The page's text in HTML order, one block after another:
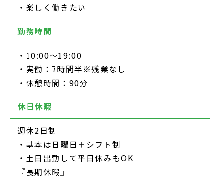
・楽しく働きたい
勤務時間
・10:00～19:00
・実働：7時間半※残業なし
・休憩時間：90分
休日休暇
週休2日制
・基本は日曜日＋シフト制
・土日出勤して平日休みもOK
『長期休暇』